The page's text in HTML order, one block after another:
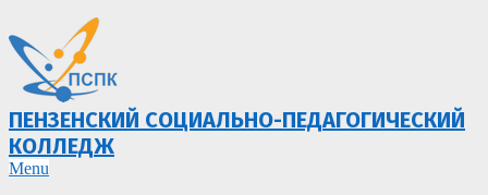
ПЕНЗЕНСКИЙ СОЦИАЛЬНО-ПЕДАГОГИЧЕСКИЙ
КОЛЛЕДЖ
Primary
Menu